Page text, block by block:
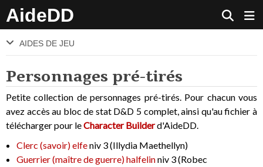
AideDD
AIDES DE JEU
Personnages pré-tirés
Petite collection de personnages pré-tirés. Pour chacun vous
avez accès au bloc de stat D&D 5 complet, ainsi qu'au fichier à
télécharger pour leCharacter Builderd'AideDD.
Clerc (savoir) elfeniv 3 (Illydia Maethellyn)
Guerrier (maître de guerre) halfelinniv 3 (Robec